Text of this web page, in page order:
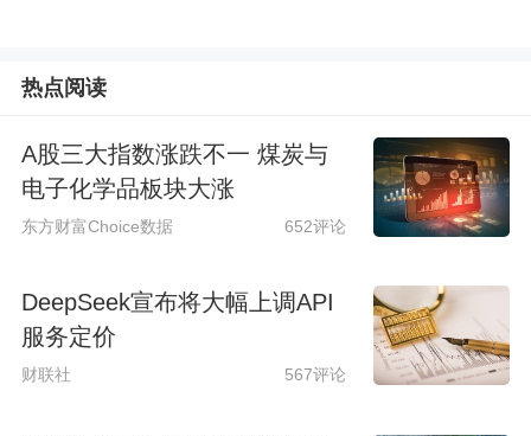
热点阅读
A股三大指数涨跌不一 煤炭与
电子化学品板块大涨
东方财富Choice数据 652评论
DeepSeek宣布将大幅上调API
服务定价
财联社 567评论